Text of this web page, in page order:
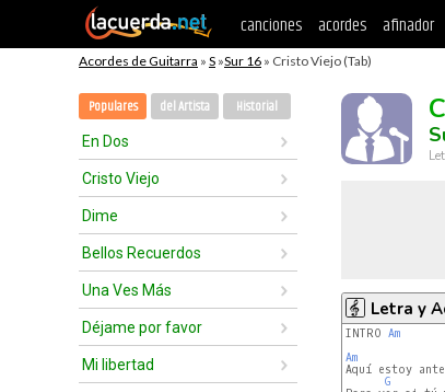
canciones acordes afinador
Acordes de Guitarra » S »Sur 16 » Cristo Viejo (Tab)
Populares del Artista Historial
En Dos
Cristo Viejo
Dime
Bellos Recuerdos
Una Ves Más
Déjame por favor
Mi libertad
Letra y
INTRO Am
Am
Aquí estoy
G